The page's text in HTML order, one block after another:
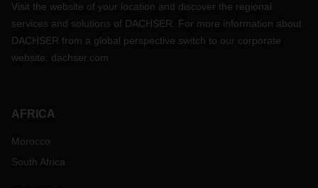
Visit the website of your location and discover the regional
services and solutions of DACHSER. For more information about
DACHSER from a global perspective switch to our corporate
website: dachser.com
AFRICA
Morocco
South Africa